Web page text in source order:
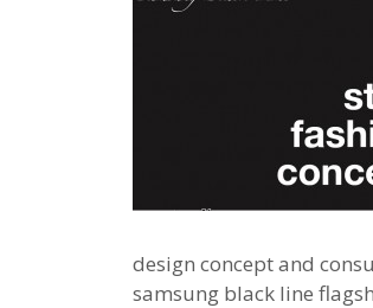
design concept and
samsung black line